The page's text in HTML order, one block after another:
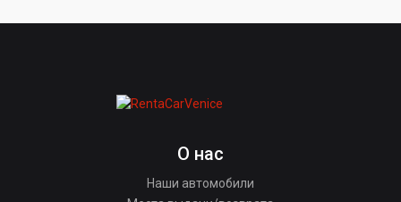
О нас
Наши автомобили